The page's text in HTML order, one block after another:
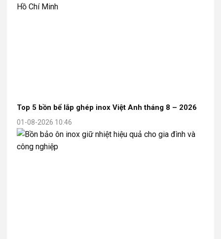
Top 5 bồn bể lắp ghép inox Việt Anh tháng 8 – 2026
01-08-2026 10:46